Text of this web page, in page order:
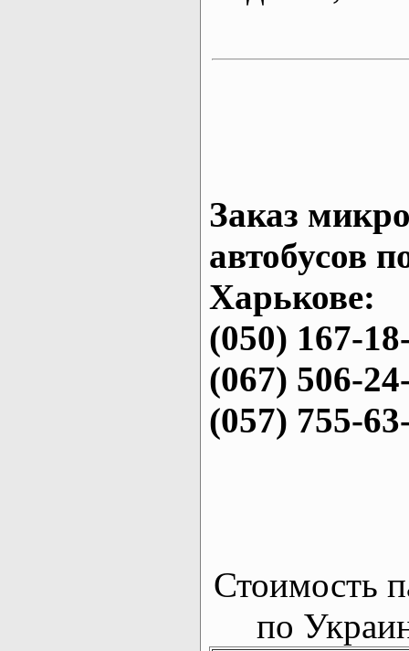
Заказ
автобусов
Харькове:
(050) 167-
(067) 506-
(057) 755-
Стоимость
по